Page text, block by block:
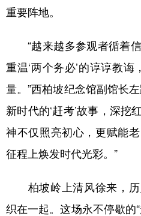
重要阵地。
“越来越多参观者循着信
重温‘两个务必’的谆谆教诲
量。”西柏坡纪念馆副馆长
新时代的‘赶考’故事，深挖
神不仅照亮初心，更赋能
征程上焕发时代光彩。”
柏坡岭上清风徐来，历
织在一起。这场永不停歇的